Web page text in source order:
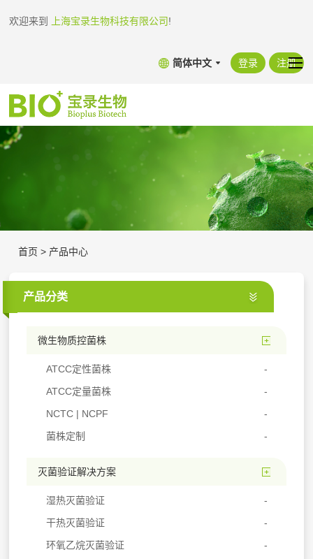
欢迎来到 上海宝录生物科技有限公司!
简体中文 登录 注册
首页 > 产品中心
产品分类
微生物质控菌株
ATCC定性菌株
ATCC定量菌株
NCTC | NCPF
菌株定制
灭菌验证解决方案
湿热灭菌验证
干热灭菌验证
环氧乙烷灭菌验证